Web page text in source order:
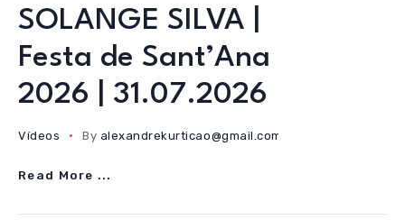
SOLANGE SILVA |
Festa de Sant’Ana
2026 | 31.07.2026
Vídeos By alexandrekurticao@gmail.com
Read More ...